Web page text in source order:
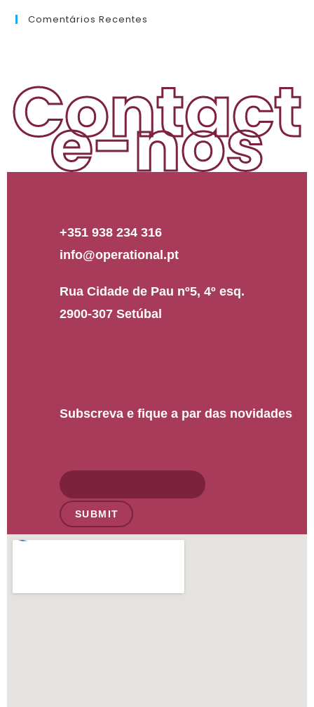
Comentários Recentes
Contact
e-nos
+351 938 234 316
info@operational.pt
Rua Cidade de Pau nº5, 4º esq.
2900-307 Setúbal
Subscreva e fique a par das novidades